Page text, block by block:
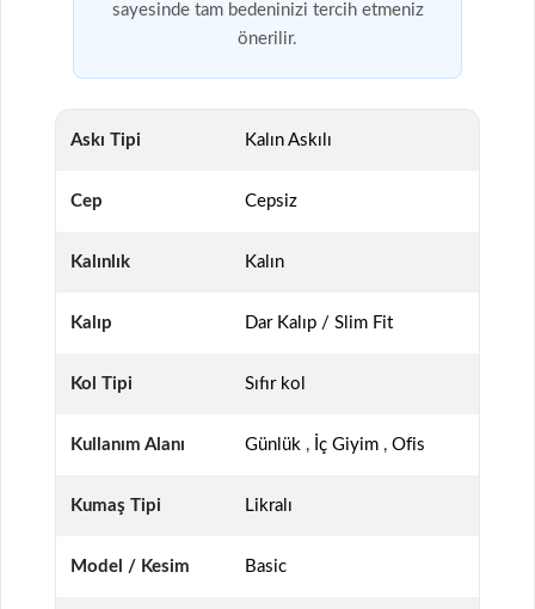
sayesinde tam bedeninizi tercih etmeniz
önerilir.
Askı Tipi Kalın Askılı
Cep Cepsiz
Kalınlık Kalın
Kalıp Dar Kalıp / Slim Fit
Kol Tipi Sıfır kol
Kullanım Alanı Günlük , İç Giyim , Ofis
Kumaş Tipi Likralı
Model / Kesim Basic